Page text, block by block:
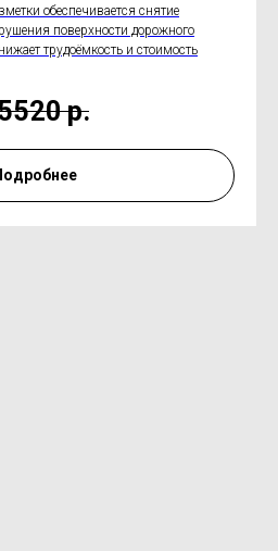
обеспечивается снятие
поверхности дорожного
трудоёмкость и стоимость
р.